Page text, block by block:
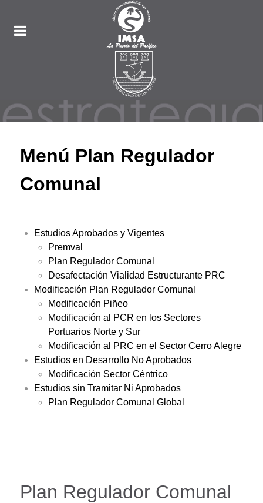
Menú Plan Regulador
Comunal
Estudios Aprobados y Vigentes
Premval
Plan Regulador Comunal
Desafectación Vialidad Estructurante PRC
Modificación Plan Regulador Comunal
Modificación Piñeo
Modificación al PCR en los Sectores
Portuarios Norte y Sur
Modificación al PRC en el Sector Cerro Alegre
Estudios en Desarrollo No Aprobados
Modificación Sector Céntrico
Estudios sin Tramitar Ni Aprobados
Plan Regulador Comunal Global
Plan Regulador Comunal